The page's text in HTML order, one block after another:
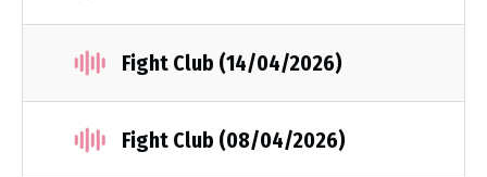
Fight Club (14/04/2026)
Fight Club (08/04/2026)